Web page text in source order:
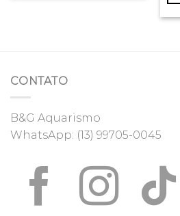
CONTATO
B&G Aquarismo
WhatsApp: (13) 99705-0045